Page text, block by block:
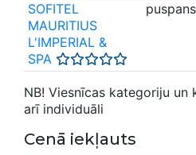
SOFITEL
MAURITIUS
L'IMPERIAL &
SPA
NB! Viesnīcas kategoriju un
arī individuāli
Cenā iekļauts